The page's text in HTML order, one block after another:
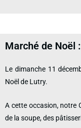
Marché de Noël
Le dimanche 11
Noël de Lutry.
A cette occasion, notre
de la soupe, des